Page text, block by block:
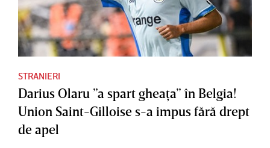
STRANIERI
Darius Olaru ”a spart gheaţa” în Belgia!
Union Saint-Gilloise s-a impus fără drept
de apel